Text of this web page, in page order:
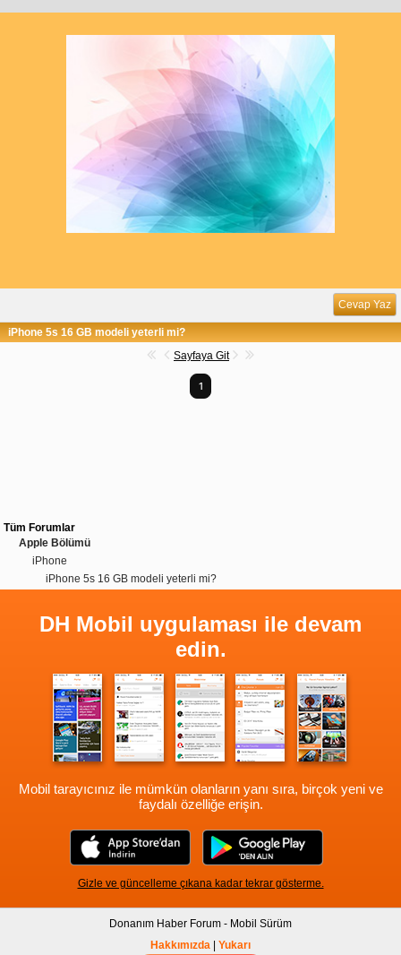
Cevap Yaz
iPhone 5s 16 GB modeli yeterli mi?
Sayfaya Git
1
Tüm Forumlar
Apple Bölümü
iPhone
iPhone 5s 16 GB modeli yeterli mi?
DH Mobil uygulaması ile devam
edin.
Mobil tarayıcınız ile mümkün olanların yanı sıra, birçok yeni ve
faydalı özelliğe erişin.
Gizle ve güncelleme çıkana kadar tekrar gösterme.
Donanım Haber Forum - Mobil Sürüm
Hakkımızda
Yukarı